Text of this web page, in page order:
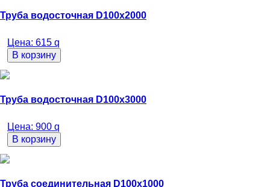
Труба водосточная D100х2000
Цена: 615 q
В корзину
Труба водосточная D100х3000
Цена: 900 q
В корзину
Труба соединительная D100x1000